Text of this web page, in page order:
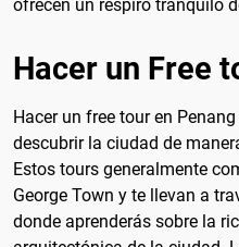
ofrecen un respiro tranquilo
Hacer un Free
Hacer un free tour en
descubrir la ciudad de
Estos tours generalmente
George Town y te llevan a
donde aprenderás sobre la